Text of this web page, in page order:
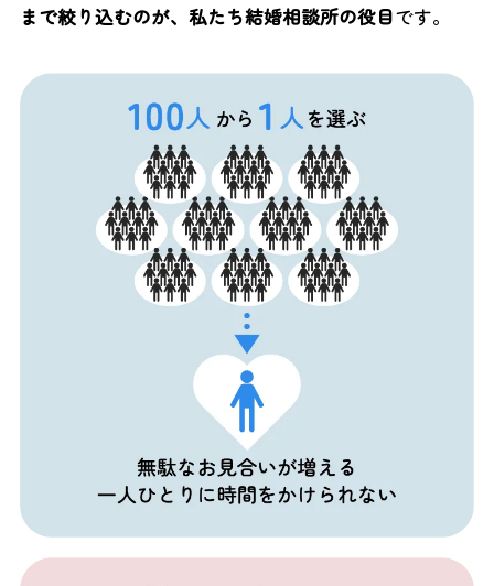
まで絞り込むのが、私たち結婚相談所の役目です。